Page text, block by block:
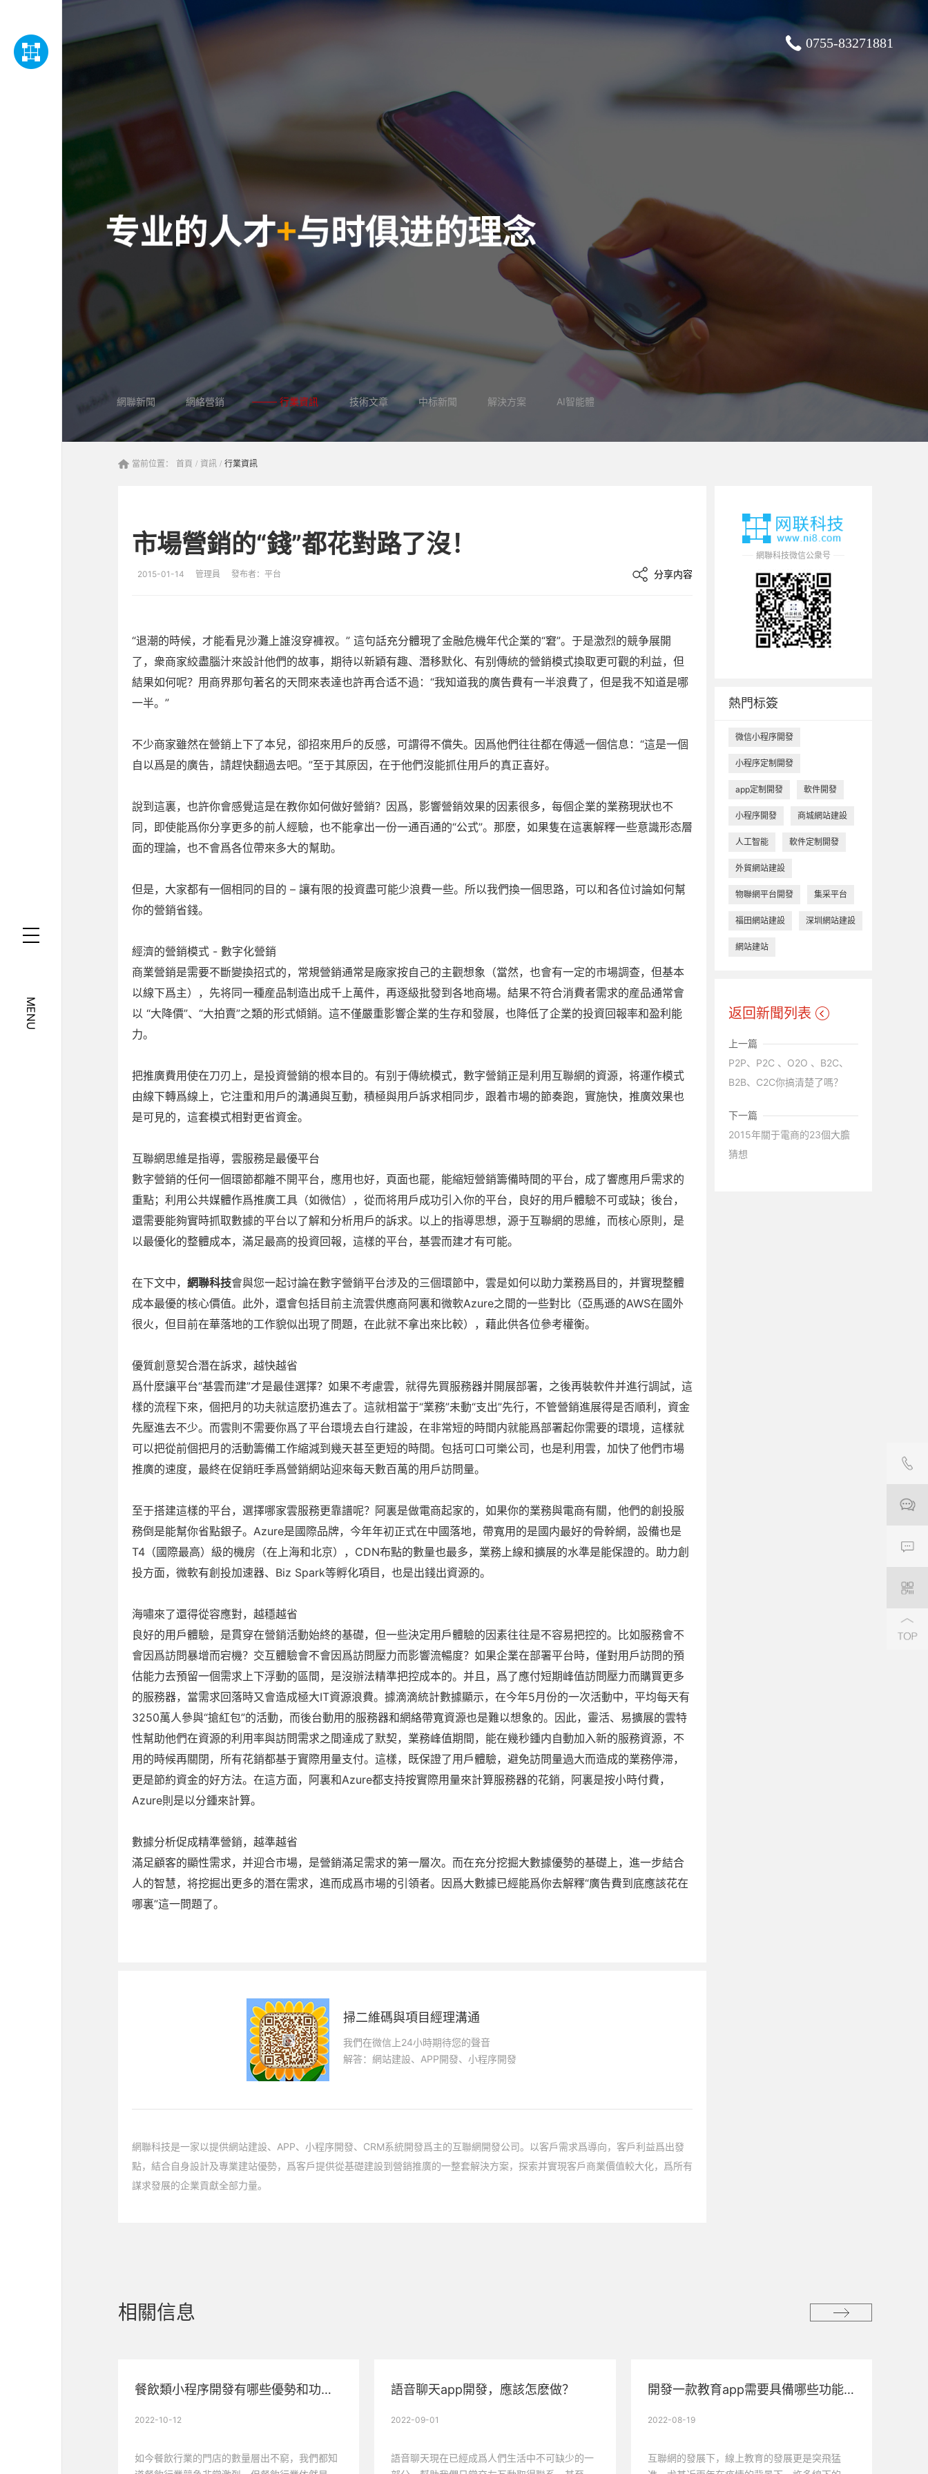
MENU
0755-83271881
網聯新聞 網絡營銷 行業資訊 技術文章 中标新聞 解決方案 AI智能體
當前位置： 首頁 / 資訊 / 行業資訊
市場營銷的“錢”都花對路了沒！
2015-01-14 管理員 發布者：平台 分享内容
“退潮的時候，才能看見沙灘上誰沒穿褲衩。” 這句話充分體現了金融危機年代企業的“窘”。于是激烈的競争展開
了，衆商家絞盡腦汁來設計他們的故事，期待以新穎有趣、潛移默化、有别傳統的營銷模式換取更可觀的利益，但
結果如何呢？用商界那句著名的天問來表達也許再合适不過：“我知道我的廣告費有一半浪費了，但是我不知道是哪
一半。”
不少商家雖然在營銷上下了本兒，卻招來用戶的反感，可謂得不償失。因爲他們往往都在傳遞一個信息：“這是一個
自以爲是的廣告，請趕快翻過去吧。”至于其原因，在于他們沒能抓住用戶的真正喜好。
說到這裏，也許你會感覺這是在教你如何做好營銷？因爲，影響營銷效果的因素很多，每個企業的業務現狀也不
同，即使能爲你分享更多的前人經驗，也不能拿出一份一通百通的“公式”。那麽，如果隻在這裏解釋一些意識形态層
面的理論，也不會爲各位帶來多大的幫助。
但是，大家都有一個相同的目的 – 讓有限的投資盡可能少浪費一些。所以我們換一個思路，可以和各位讨論如何幫
你的營銷省錢。
經濟的營銷模式 - 數字化營銷
商業營銷是需要不斷變換招式的，常規營銷通常是廠家按自己的主觀想象（當然，也會有一定的市場調查，但基本
以線下爲主），先将同一種産品制造出成千上萬件，再逐級批發到各地商場。結果不符合消費者需求的産品通常會
以 “大降價”、“大拍賣”之類的形式傾銷。這不僅嚴重影響企業的生存和發展，也降低了企業的投資回報率和盈利能
力。
把推廣費用使在刀刃上，是投資營銷的根本目的。有别于傳統模式，數字營銷正是利用互聯網的資源，将運作模式
由線下轉爲線上，它注重和用戶的溝通與互動，積極與用戶訴求相同步，跟着市場的節奏跑，實施快，推廣效果也
是可見的，這套模式相對更省資金。
互聯網思維是指導，雲服務是最優平台
數字營銷的任何一個環節都離不開平台，應用也好，頁面也罷，能縮短營銷籌備時間的平台，成了響應用戶需求的
重點；利用公共媒體作爲推廣工具（如微信），從而将用戶成功引入你的平台，良好的用戶體驗不可或缺；後台，
還需要能夠實時抓取數據的平台以了解和分析用戶的訴求。以上的指導思想，源于互聯網的思維，而核心原則，是
以最優化的整體成本，滿足最高的投資回報，這樣的平台，基雲而建才有可能。
在下文中， 網聯科技會與您一起讨論在數字營銷平台涉及的三個環節中，雲是如何以助力業務爲目的，并實現整體
成本最優的核心價值。此外，還會包括目前主流雲供應商阿裏和微軟Azure之間的一些對比（亞馬遜的AWS在國外
很火，但目前在華落地的工作貌似出現了問題，在此就不拿出來比較），藉此供各位參考權衡。
優質創意契合潛在訴求，越快越省
爲什麽讓平台“基雲而建”才是最佳選擇？如果不考慮雲，就得先買服務器并開展部署，之後再裝軟件并進行調試，這
樣的流程下來，個把月的功夫就這麽扔進去了。這就相當于“業務”未動“支出”先行，不管營銷進展得是否順利，資金
先壓進去不少。而雲則不需要你爲了平台環境去自行建設，在非常短的時間内就能爲部署起你需要的環境，這樣就
可以把從前個把月的活動籌備工作縮減到幾天甚至更短的時間。包括可口可樂公司，也是利用雲，加快了他們市場
推廣的速度，最終在促銷旺季爲營銷網站迎來每天數百萬的用戶訪問量。
至于搭建這樣的平台，選擇哪家雲服務更靠譜呢？阿裏是做電商起家的，如果你的業務與電商有關，他們的創投服
務倒是能幫你省點銀子。Azure是國際品牌，今年年初正式在中國落地，帶寬用的是國内最好的骨幹網，設備也是
T4（國際最高）級的機房（在上海和北京），CDN布點的數量也最多，業務上線和擴展的水準是能保證的。助力創
投方面，微軟有創投加速器、Biz Spark等孵化項目，也是出錢出資源的。
海嘯來了還得從容應對，越穩越省
良好的用戶體驗，是貫穿在營銷活動始終的基礎，但一些決定用戶體驗的因素往往是不容易把控的。比如服務會不
會因爲訪問暴增而宕機？交互體驗會不會因爲訪問壓力而影響流暢度？如果企業在部署平台時，僅對用戶訪問的預
估能力去預留一個需求上下浮動的區間，是沒辦法精準把控成本的。并且，爲了應付短期峰值訪問壓力而購買更多
的服務器，當需求回落時又會造成極大IT資源浪費。據滴滴統計數據顯示，在今年5月份的一次活動中，平均每天有
3250萬人參與“搶紅包”的活動，而後台動用的服務器和網絡帶寬資源也是難以想象的。因此，靈活、易擴展的雲特
性幫助他們在資源的利用率與訪問需求之間達成了默契，業務峰值期間，能在幾秒鍾内自動加入新的服務資源，不
用的時候再關閉，所有花銷都基于實際用量支付。這樣，既保證了用戶體驗，避免訪問量過大而造成的業務停滞，
更是節約資金的好方法。在這方面，阿裏和Azure都支持按實際用量來計算服務器的花銷，阿裏是按小時付費，
Azure則是以分鍾來計算。
數據分析促成精準營銷，越準越省
滿足顧客的顯性需求，并迎合市場，是營銷滿足需求的第一層次。而在充分挖掘大數據優勢的基礎上，進一步結合
人的智慧，将挖掘出更多的潛在需求，進而成爲市場的引領者。因爲大數據已經能爲你去解釋“廣告費到底應該花在
哪裏”這一問題了。
掃二維碼與項目經理溝通
我們在微信上24小時期待您的聲音
解答：網站建設、APP開發、小程序開發
網聯科技是一家以提供網站建設、APP、小程序開發、CRM系統開發爲主的互聯網開發公司。以客戶需求爲導向，客戶利益爲出發
點，結合自身設計及專業建站優勢，爲客戶提供從基礎建設到營銷推廣的一整套解決方案，探索并實現客戶商業價值較大化，爲所有
謀求發展的企業貢獻全部力量。
網聯科技微信公衆号
熱門标簽
微信小程序開發
小程序定制開發
app定制開發 軟件開發
小程序開發 商城網站建設
人工智能 軟件定制開發
外貿網站建設
物聯網平台開發 集采平台
福田網站建設 深圳網站建設
網站建站
返回新聞列表
上一篇
P2P、P2C 、O2O 、B2C、
B2B、C2C你搞清楚了嗎？
下一篇
2015年關于電商的23個大膽
猜想
相關信息
餐飲類小程序開發有哪些優勢和功能？
2022-10-12
如今餐飲行業的門店的數量層出不窮，我們都知
語音聊天app開發，應該怎麽做？
2022-09-01
語音聊天現在已經成爲人們生活中不可缺少的一
開發一款教育app需要具備哪些功能？
2022-08-19
互聯網的發展下，線上教育的發展更是突飛猛